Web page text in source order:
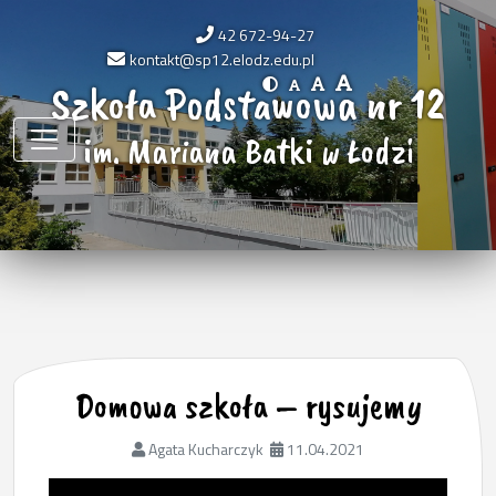
42 672-94-27
kontakt@sp12.elodz.edu.pl
Szkoła Podstawowa nr 12
im. Mariana Batki w Łodzi
Domowa szkoła – rysujemy
Agata Kucharczyk 11.04.2021